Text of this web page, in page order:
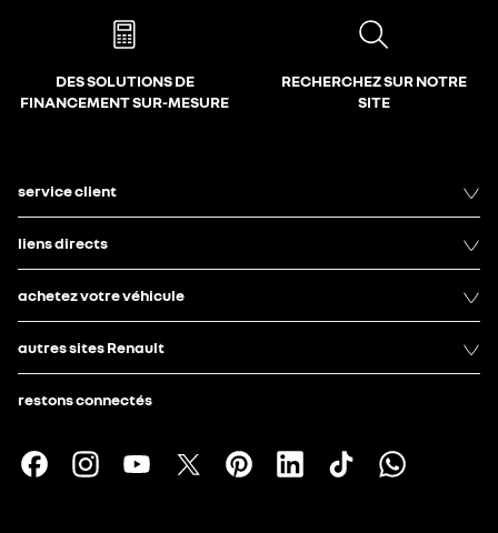
DES SOLUTIONS DE
FINANCEMENT SUR-MESURE
RECHERCHEZ SUR NOTRE
SITE
service client
liens directs
achetez votre véhicule
autres sites Renault
restons connectés